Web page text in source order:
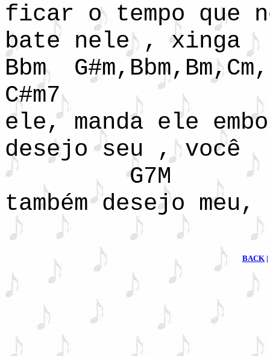
ficar o tempo que
bate nele , xinga
Bbm
ele, manda ele
desejo seu , você
G7M
também desejo
BACK |